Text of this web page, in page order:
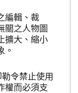
編輯、裁
關之人物圖
擴大、縮小
。
令禁止使用
權而必須支